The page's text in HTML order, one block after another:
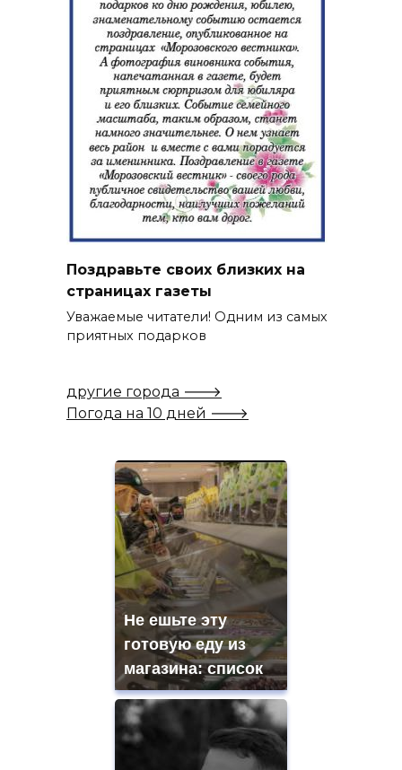
Поздравьте своих близких на
страницах газеты
Уважаемые читатели! Одним из самых
приятных подарков
другие города 🡒
Погода на 10 дней 🡒
Не ешьте эту
готовую еду из
магазина: список